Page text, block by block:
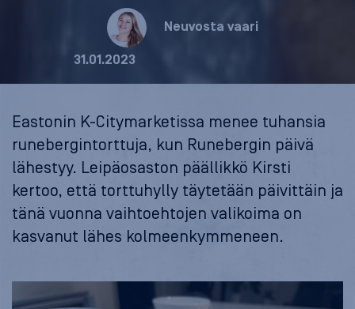
Neuvosta vaari
31.01.2023
Eastonin K-Citymarketissa menee tuhansia
runebergintorttuja, kun Runebergin päivä
lähestyy. Leipäosaston päällikkö Kirsti
kertoo, että torttuhylly täytetään päivittäin ja
tänä vuonna vaihtoehtojen valikoima on
kasvanut lähes kolmeenkymmeneen.